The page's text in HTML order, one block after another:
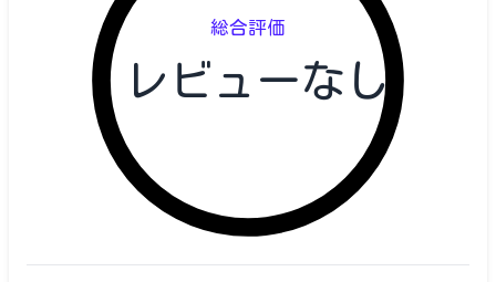
総合評価
レビューなし